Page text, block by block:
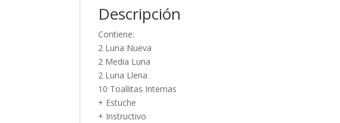
Descripción
Contiene:
2 Luna Nueva
2 Media Luna
2 Luna Llena
10 Toallitas Internas
+ Estuche
+ Instructivo